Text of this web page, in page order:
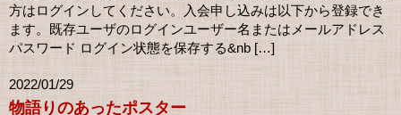
方はログインしてください。入会申し込みは以下から登録でき
ます。既存ユーザのログインユーザー名またはメールアドレス
パスワード ログイン状態を保存する&nb […]
2022/01/29
物語りのあったポスター